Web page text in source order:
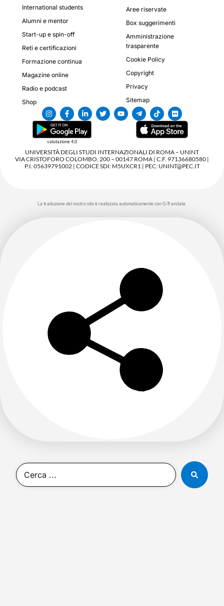
International students
Alumni e mentor
Start-up e spin-off
Reti e certificazioni
Formazione continua
Magazine online
Radio e podcast
Shop
Aree riservate
Box suggerimenti
Amministrazione
trasparente
Cookie Policy
Copyright
Privacy
Sitemap
valutazione 4,0
UNIVERSITÀ DEGLI STUDI INTERNAZIONALI DI ROMA – UNINT
VIA CRISTOFORO COLOMBO, 200 – 00147 ROMA | C.F. 97136680580 |
P.I. 05639791002 | CODICE SDI: M5UXCR1 | PEC: UNINT@PEC.IT
La traduzione del nostro sito è realizzata automaticamente con G-Translate.